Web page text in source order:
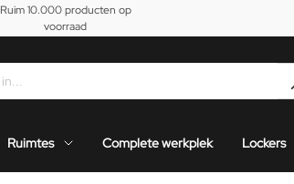
Ruim 10.000 producten op
voorraad
Ruimtes Complete werkplek Lockers